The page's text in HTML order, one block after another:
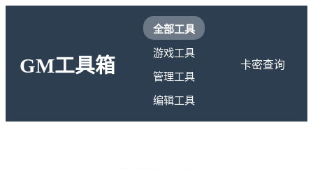
GM工具箱
全部工具
游戏工具
管理工具
编辑工具
卡密查询